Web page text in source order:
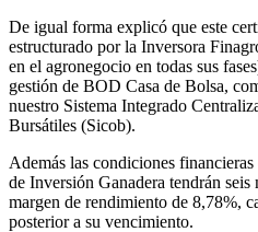
De igual forma explicó que este
estructurado por la Inversora
en el agronegocio en todas sus
gestión de BOD Casa de Bolsa,
nuestro Sistema Integrado
Bursátiles (Sicob).
Además las condiciones
de Inversión Ganadera tendrán
margen de rendimiento de 8,78%,
posterior a su vencimiento.